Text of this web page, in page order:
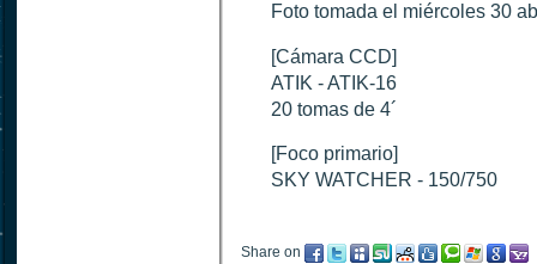
Foto tomada el miércoles 30
[Cámara CCD]
ATIK - ATIK-16
20 tomas de 4´
[Foco primario]
SKY WATCHER - 150/750
Share on